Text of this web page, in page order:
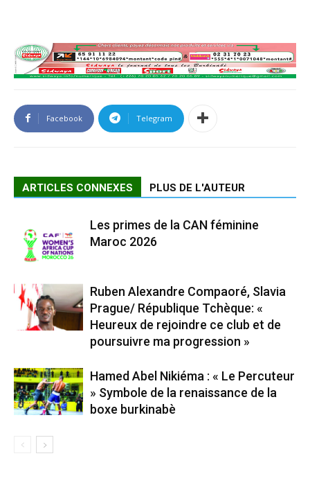
Facebook Telegram
ARTICLES CONNEXES PLUS DE L'AUTEUR
Les primes de la CAN féminine
Maroc 2026
Ruben Alexandre Compaoré, Slavia
Prague/ République Tchèque: «
Heureux de rejoindre ce club et de
poursuivre ma progression »
Hamed Abel Nikiéma : « Le Percuteur
» Symbole de la renaissance de la
boxe burkinabè